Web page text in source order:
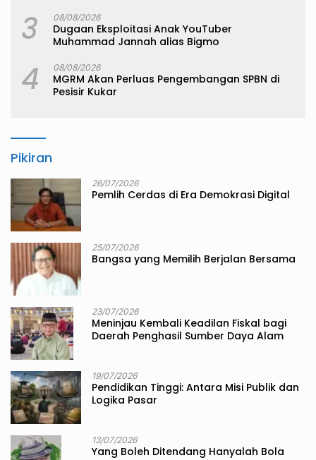
3 08/08/2026
Dugaan Eksploitasi Anak YouTuber
Muhammad Jannah alias Bigmo
4 08/08/2026
MGRM Akan Perluas Pengembangan SPBN di
Pesisir Kukar
Pikiran
26/07/2026
Pemlih Cerdas di Era Demokrasi Digital
25/07/2026
Bangsa yang Memilih Berjalan Bersama
23/07/2026
Meninjau Kembali Keadilan Fiskal bagi
Daerah Penghasil Sumber Daya Alam
19/07/2026
Pendidikan Tinggi: Antara Misi Publik dan
Logika Pasar
13/07/2026
Yang Boleh Ditendang Hanyalah Bola